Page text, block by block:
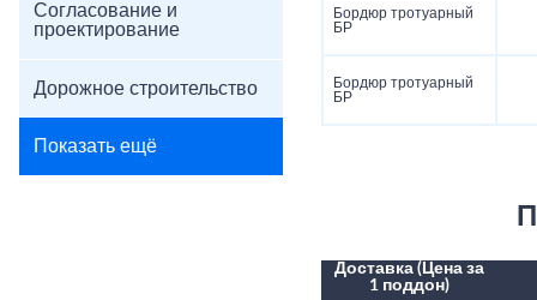
Согласование и
проектирование
Дорожное строительство
Показать ещё
Бордюр тротуарный
БР
Бордюр тротуарный
БР
Доставка (Цена за
1 поддон)